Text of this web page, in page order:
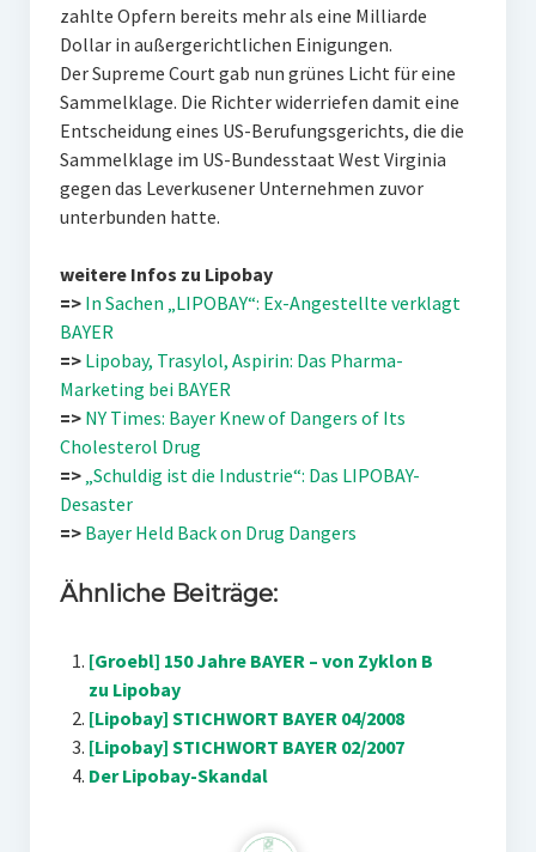
zahlte Opfern bereits mehr als eine Milliarde
Dollar in außergerichtlichen Einigungen.
Der Supreme Court gab nun grünes Licht für eine
Sammelklage. Die Richter widerriefen damit eine
Entscheidung eines US-Berufungsgerichts, die die
Sammelklage im US-Bundesstaat West Virginia
gegen das Leverkusener Unternehmen zuvor
unterbunden hatte.
weitere Infos zu Lipobay
=> In Sachen „LIPOBAY“: Ex-Angestellte verklagt
BAYER
=> Lipobay, Trasylol, Aspirin: Das Pharma-
Marketing bei BAYER
=> NY Times: Bayer Knew of Dangers of Its
Cholesterol Drug
=> „Schuldig ist die Industrie“: Das LIPOBAY-
Desaster
=> Bayer Held Back on Drug Dangers
Ähnliche Beiträge:
[Groebl] 150 Jahre BAYER – von Zyklon B
zu Lipobay
[Lipobay] STICHWORT BAYER 04/2008
[Lipobay] STICHWORT BAYER 02/2007
Der Lipobay-Skandal